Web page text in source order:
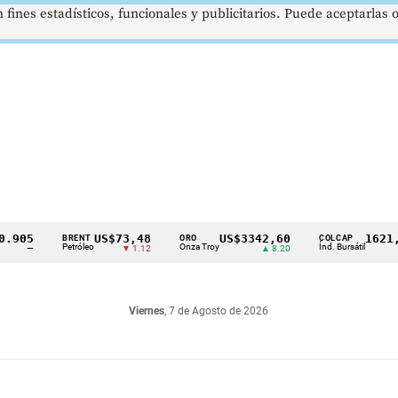
BRENT
Petróleo
US$73,48
▼ 1.12
ORO
Onza Troy
US$3342,60 COLCAP
Índ. Bursátil
1621,34
Viernes, 7 de Agosto de 2026
estadísticos, funcionales y publicitarios. Puede aceptarlas